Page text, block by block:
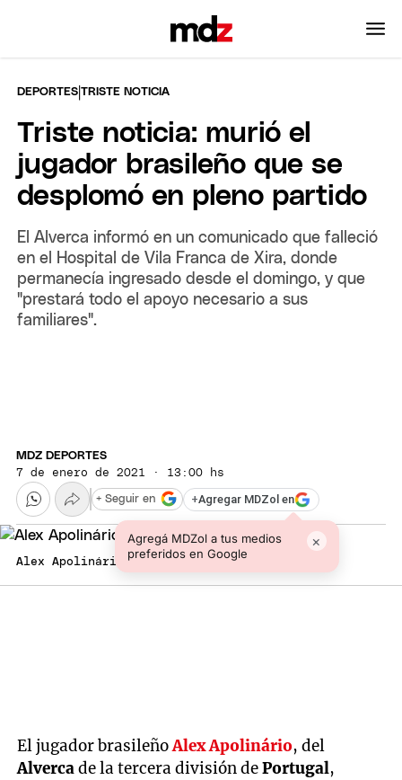
DEPORTES |TRISTE NOTICIA
Triste noticia: murió el
jugador brasileño que se
desplomó en pleno partido
El Alverca informó en un comunicado que falleció
en el Hospital de Vila Franca de Xira, donde
permanecía ingresado desde el domingo, y que
"prestará todo el apoyo necesario a sus
familiares".
MDZ DEPORTES
7 de enero de 2021 · 13:00 hs
+Agregar MDZol en
Agregá MDZol a tus medios
preferidos en Google
×
+ Seguir en
Alex Apolinário tenía 24 años.
El jugador brasileñoAlex Apolinário, del
Alvercade la tercera división dePortugal,